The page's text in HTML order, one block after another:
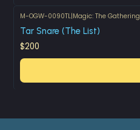
M-OGW-0090TL|Magic: The Gathering
Tar Snare (The List)
$200